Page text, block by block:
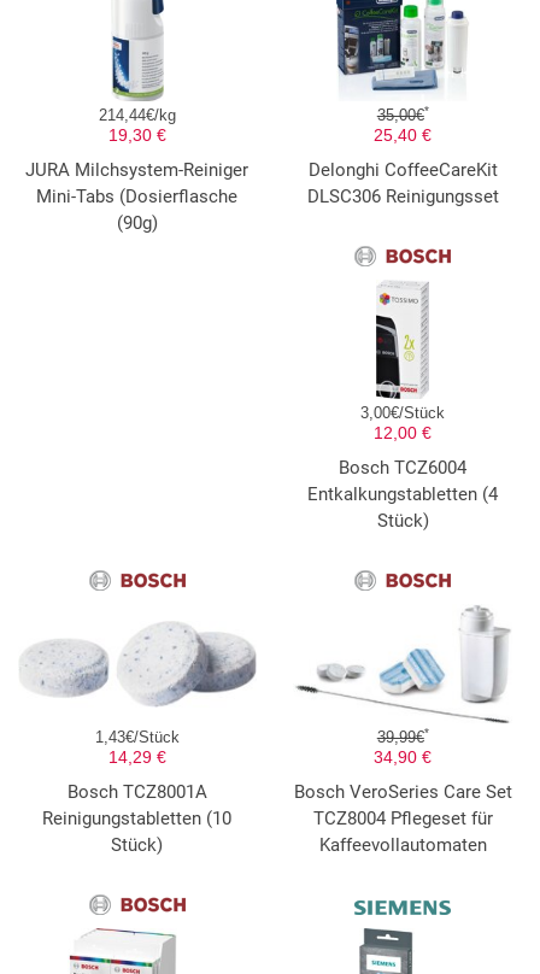
214,44€/kg
19,30 €
JURA Milchsystem-Reiniger
Mini-Tabs (Dosierflasche
(90g)
35,00€*
25,40 €
Delonghi CoffeeCareKit
DLSC306 Reinigungsset
3,00€/Stück
12,00 €
Bosch TCZ6004
Entkalkungstabletten (4
Stück)
1,43€/Stück
14,29 €
Bosch TCZ8001A
Reinigungstabletten (10
Stück)
39,99€*
34,90 €
Bosch VeroSeries Care Set
TCZ8004 Pflegeset für
Kaffeevollautomaten